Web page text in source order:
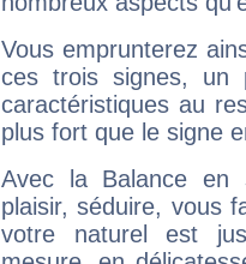
Vous emprunterez
ces trois signes, un
caractéristiques au
plus fort que le signe
Avec la Balance en
plaisir, séduire, vous
votre naturel est